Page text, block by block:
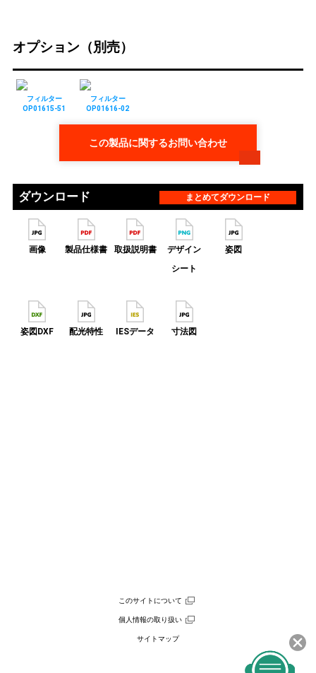
オプション（別売）
フィルター
OP01615-51
フィルター
OP01616-02
この製品に関するお問い合わせ
ダウンロード まとめてダウンロード
画像 製品仕様書 取扱説明書
デザイン
シート
姿図
姿図DXF 配光特性 IESデータ 寸法図
このサイトについて
個人情報の取り扱い
サイトマップ